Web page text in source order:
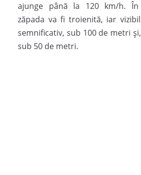
ajunge până la 120 km/h. În
zăpada va fi troienită, iar
semnificativ, sub 100 de metri
sub 50 de metri.